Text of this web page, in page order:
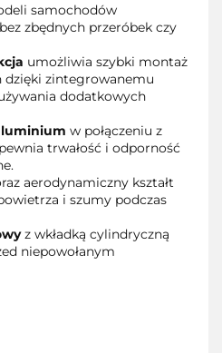
samochodów
zbędnych przeróbek czy
umożliwia szybki montaż
dzięki zintegrowanemu
dodatkowych
w połączeniu z
trwałość i odporność
aerodynamiczny kształt
i szumy podczas
z wkładką cylindryczną
niepowołanym